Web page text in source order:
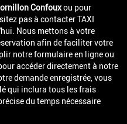
Confouxou pour
pas à contacter TAXI
Nous mettons à votre
afin de faciliter votre
notre formulaire en ligne ou
accéder directement à notre
demande enregistrée, vous
qui inclura tous les frais
du temps nécessaire